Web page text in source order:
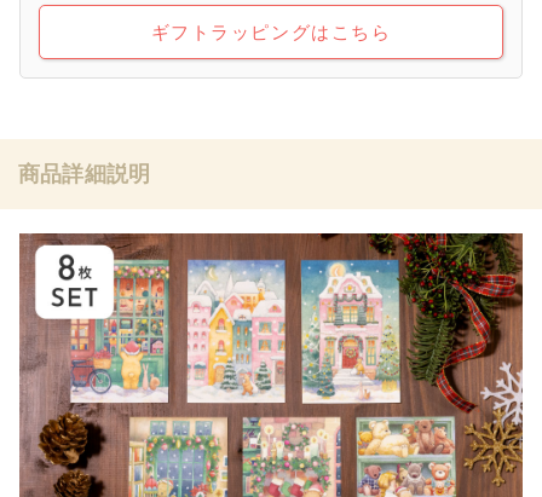
ギフトラッピングはこちら
商品詳細説明